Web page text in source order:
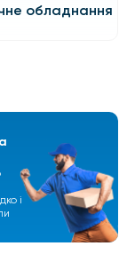
обладнання
і